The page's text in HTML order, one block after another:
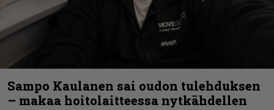
Sampo Kaulanen sai oudon tulehduksen
– makaa hoitolaitteessa nytkähdellen